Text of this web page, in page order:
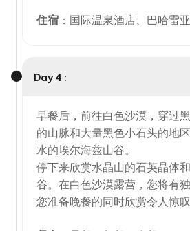
住宿 ：国际温泉酒店、巴哈雷
Day 4 :
早餐后，前往白色沙漠，穿过
的山脉和大量黑色小石头的地
水的埃尔海兹山谷。
停下来欣赏水晶山的石英晶体
谷。在白色沙漠露营，您将有
您准备晚餐的同时欣赏令人惊叹